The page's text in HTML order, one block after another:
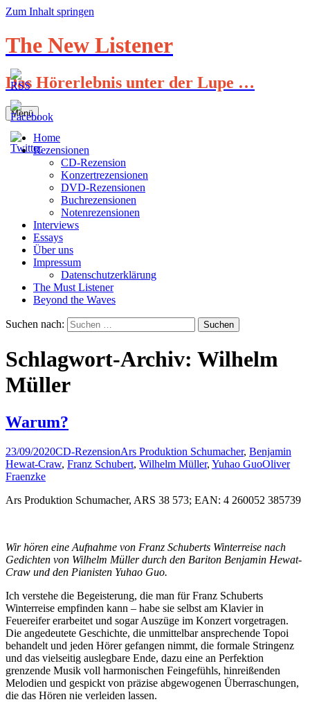
Zum Inhalt springen
The New Listener
Das Hörerlebnis unter der Lupe …
Menü
Home
Rezensionen
CD-Rezension
Konzertrezensionen
DVD-Rezensionen
Buchrezensionen
Notenrezensionen
Interviews
Essays
Über uns
Impressum
Datenschutzerklärung
The Must Listener
Beyond the Waves
Suchen nach:
Schlagwort-Archiv: Wilhelm
Müller
Warum?
23/09/2020CD-RezensionArs Produktion Schumacher, Benjamin
Hewat-Craw, Franz Schubert, Wilhelm Müller, Yuhao GuoOliver
Fraenzke
Ars Produktion Schumacher, ARS 38 573; EAN: 4 260052 385739
Wir hören eine Aufnahme von Franz Schuberts Winterreise nach
Gedichten von Wilhelm Müller durch den Bariton Benjamin Hewat-
Craw und den Pianisten Yuhao Guo.
Ich verstehe die Begeisterung, die man für Franz Schuberts
Winterreise empfinden kann – habe sie selbst am Klavier in
Feuereifer erarbeitet und sogar Auszüge im Konzert vorgetragen.
Die angedeutete Geschichte, die unmittelbar ansprechende Topoi
behandelt und jeden Hörer gefangen nimmt, die formale Stringenz
und das vielseitig auslegbare Ende, dazu eine an Perfektion
grenzende Musik voll harmonischen Feingefühls, hinreißenden
Melodien und gespickt von präzise abgewogenen Überraschungen,
die das Hören nie verleiden lassen.